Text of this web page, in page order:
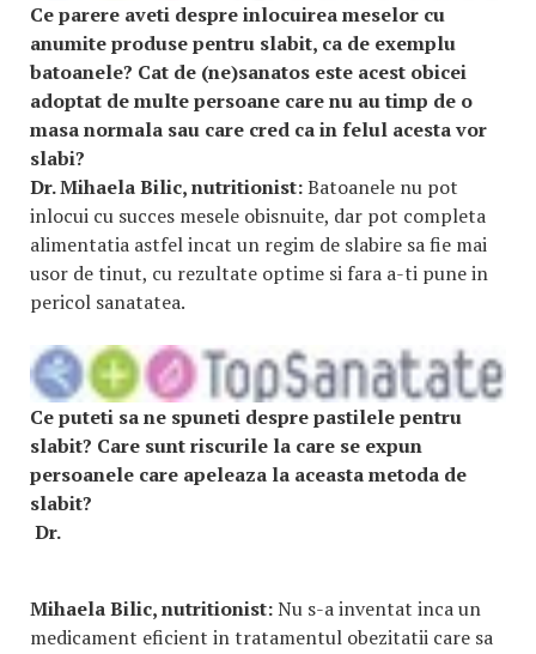
Ce parere aveti despre inlocuirea meselor cu
anumite produse pentru slabit, ca de exemplu
batoanele? Cat de (ne)sanatos este acest obicei
adoptat de multe persoane care nu au timp de o
masa normala sau care cred ca in felul acesta vor
slabi?
Dr. Mihaela Bilic, nutritionist:Batoanele nu pot
inlocui cu succes mesele obisnuite, dar pot completa
alimentatia astfel incat un regim de slabire sa fie mai
usor de tinut, cu rezultate optime si fara a-ti pune in
pericol sanatatea.
Ce puteti sa ne spuneti despre pastilele pentru
slabit? Care sunt riscurile la care se expun
persoanele care apeleaza la aceasta metoda de
slabit?
Dr.
Mihaela Bilic, nutritionist:Nu s-a inventat inca un
medicament eficient in tratamentul obezitatii care sa